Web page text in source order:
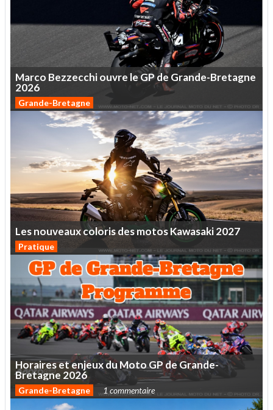
Marco Bezzecchiouvre leGPde Grande-Bretagne
2026
Grande-Bretagne
LesnouveauxcolorisdesmotosKawasaki2027
Pratique
HorairesetenjeuxduMotoGPdeGrande-
Bretagne 2026
Grande-Bretagne 1 commentaire